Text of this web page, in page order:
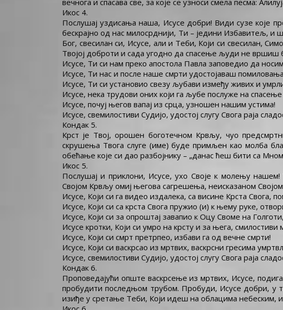
вечнога и спасава све, за које се узноси смела песма:
Икос 4.
Послушај уздисања наша, Исусе добри! Види сузе које
бескрајно од нас милосрднији, Ти – једини Избавитељ, и
Бог, свесилан си, Исусе, али и Теби, Који си свесилан,
Твојој доброти и сада угодно да спасење људи не
Исусе, Ти си нам преко апостола Павла заповедио да
Исусе, Ти нас и после наше смрти удостојаваш
Исусе, Ти си установио свезу љубави између живих и
Исусе, нека трудови оних који га љубе послуже на
Исусе, почуј његов вапај из срца, узношен нашим устима!
Исусе, свемилостиви Судијо, удостој слугу Свога раја
Кондак 5.
Крст је Твој, орошен боготечном Крвљу, чуо
скрушења Твога слуге (име) буде примљен као молба
обећање које си дао разбојнику – „данас ћеш бити са
Икос 5.
Послушај и приклони, Исусе, ухо Своје к молењу
Својом Крвљу омиј његова сагрешења, неисказаном
Исусе, Који си га видео издалека, са висине Крста Свога,
Исусе, Који си са крста Свога пружио (и) к њему руке,
Исусе, Који си за опроштај завапио к Оцу Своме на
Исусе кротки, Који си умро на крсту и за њега, смилостиви
Исусе, Који си смрт претрпео, избави га од вечне смрти!
Исусе, Који си васкрсао из мртвих, васкрсни гресима
Исусе, свемилостиви Судијо, удостој слугу Свога раја
Кондак 6.
Проповедајући опште васкрсење из мртвих, Исусе,
пробудити последњом трубом. Пробуди, Исусе добри, у
изиђе у сретање Теби, Који идеш на облацима небеским, и